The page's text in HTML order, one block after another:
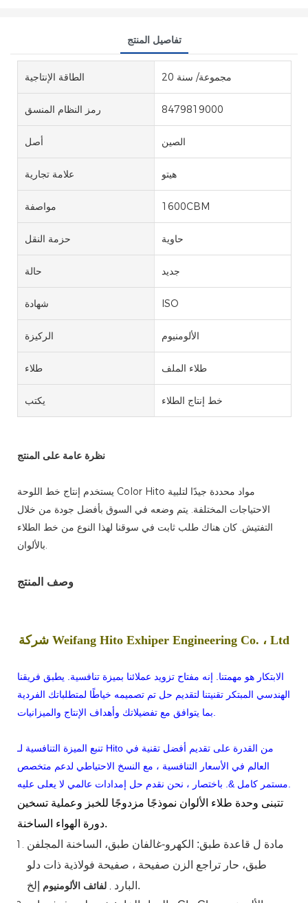
تفاصيل المنتج
الطاقة الإنتاجية 20 مجموعة/ سنة
رمز النظام المنسق 8479819000
أصل الصين
علامة تجارية هيتو
مواصفة 1600CBM
حزمة النقل حاوية
حالة جديد
شهادة ISO
الركيزة الألومنيوم
طلاء طلاء الملف
يكتب خط إنتاج الطلاء
نظرة عامة على المنتج
يستخدم إنتاج خط اللوحة Color Hito مواد محددة جيدًا لتلبية
الاحتياجات المختلفة. يتم وضعه في السوق بأفضل جودة من خلال
التفتيش. كان هناك طلب ثابت في سوقنا لهذا النوع من خط الطلاء
بالألوان.
وصف المنتج
شركة Weifang Hito Exhiper Engineering Co. ، Ltd
الابتكار هو مهمتنا. إنه مفتاح تزويد عملائنا بميزة تنافسية. يطبق فريقنا
الهندسي المبتكر تقنيتنا لتقديم حل تم تصميمه خياطًا لمتطلباتك الفردية
تنبع الميزة التنافسية لـ Hito من القدرة على تقديم أفضل تقنية في
العالم في الأسعار التنافسية ، مع النسخ الاحتياطي لدعم متخصص
تتبنى وحدة طلاء الألوان نموذجًا مزدوجًا للخبز وعملية تسخين
دورة الهواء الساخنة.
مادة ل قاعدة طبق: الكهرو-غالفان طبق، الساخنة المجلفن
طبق، حار تراجع الزن صفيحة ، صفيحة فولاذية ذات دلو
البارد , لفائف الألومنيوم
إلخ.